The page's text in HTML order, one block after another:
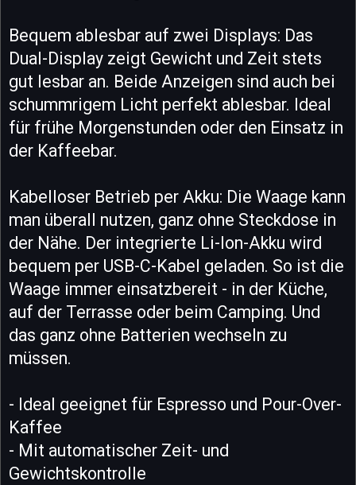
Bequem ablesbar auf zwei Displays: Das
Dual-Display zeigt Gewicht und Zeit stets
gut lesbar an. Beide Anzeigen sind auch bei
schummrigem Licht perfekt ablesbar. Ideal
für frühe Morgenstunden oder den Einsatz in
der Kaffeebar.
Kabelloser Betrieb per Akku: Die Waage kann
man überall nutzen, ganz ohne Steckdose in
der Nähe. Der integrierte Li-Ion-Akku wird
bequem per USB-C-Kabel geladen. So ist die
Waage immer einsatzbereit - in der Küche,
auf der Terrasse oder beim Camping. Und
das ganz ohne Batterien wechseln zu
müssen.
- Ideal geeignet für Espresso und Pour-Over-
Kaffee
- Mit automatischer Zeit- und
Gewichtskontrolle